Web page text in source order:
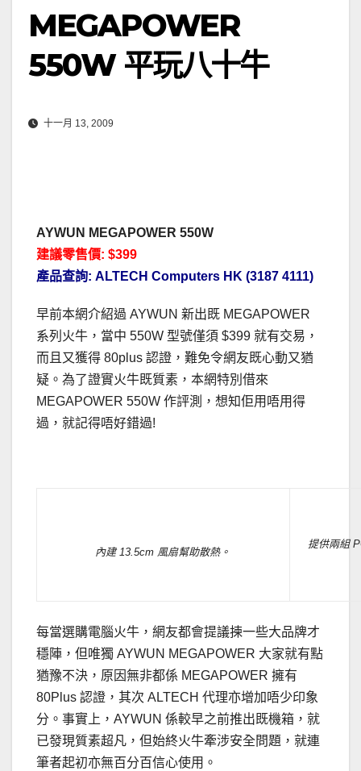
MEGAPOWER
550W 平玩八十牛
十一月 13, 2009
AYWUN MEGAPOWER 550W
建議零售價: $399
產品查詢: ALTECH Computers HK (3187 4111)
早前本網介紹過 AYWUN 新出既 MEGAPOWER
系列火牛，當中 550W 型號僅須 $399 就有交易，
而且又獲得 80plus 認證，難免令網友既心動又猶
疑。為了證實火牛既質素，本網特別借來
MEGAPOWER 550W 作評測，想知佢用唔用得
過，就記得唔好錯過!
內建 13.5cm 風扇幫助散熱。
提供兩組
每當選購電腦火牛，網友都會提議揀一些大品牌才
穩陣，但唯獨 AYWUN MEGAPOWER 大家就有點
猶豫不決，原因無非都係 MEGAPOWER 擁有
80Plus 認證，其次 ALTECH 代理亦增加唔少印象
分。事實上，AYWUN 係較早之前推出既機箱，就
已發現質素超凡，但始終火牛牽涉安全問題，就連
筆者起初亦無百分百信心使用。